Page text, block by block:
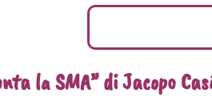
la SMA” di Jacopo